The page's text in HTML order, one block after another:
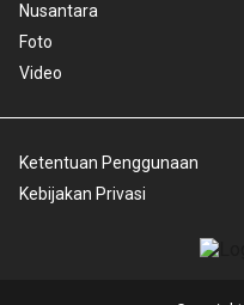
Nusantara
Foto
Video
Ketentuan Penggunaan
Kebijakan Privasi